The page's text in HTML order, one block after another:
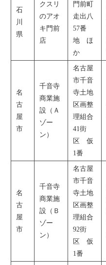
石
川
県
クスリ
のアオ
キ門前
店
門前町
走出八
57番
地 ほ
か
名
古
屋
市
千音寺
商業施
設（Ａ
ゾー
ン）
名古屋
市千音
寺土地
区画整
理組合
41街
区 仮
1番
名
古
屋
市
千音寺
商業施
設（Ｂ
ゾー
ン）
名古屋
市千音
寺土地
区画整
理組合
92街
区 仮
1番